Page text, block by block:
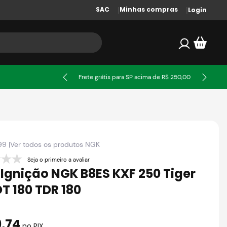
SAC Minhas compras Login
Frete grátis para SP acima de R$ 250,00
|Ver todos os produtos NGK
Seja o primeiro a avaliar
NGK B8ES KXF 250 Tiger
180 TDR 180